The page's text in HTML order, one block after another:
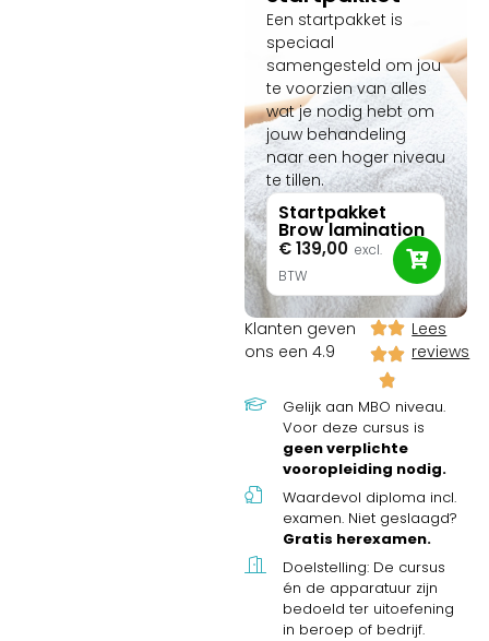
Een startpakket is
speciaal
samengesteld om jou
te voorzien van alles
wat je nodig hebt om
jouw behandeling
naar een hoger niveau
te tillen.
Startpakket
Brow lamination
€139,00 excl.
BTW
Klanten geven
ons een 4.9
Lees
reviews
Gelijk aan MBO niveau.
Voor deze cursus is
geen verplichte
vooropleiding nodig.
Waardevol diploma incl.
examen. Niet geslaagd?
Gratis herexamen.
Doelstelling: De cursus
én de apparatuur zijn
bedoeld ter uitoefening
in beroep of bedrijf.